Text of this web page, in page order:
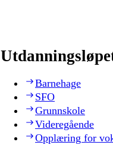
Barnehage
SFO
Grunnskole
Videregående
Opplæring for